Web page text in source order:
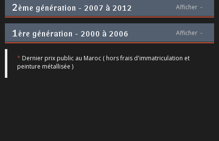
2ème génération - 2007 à 2012 Afficher -
1 ère génération - 2000 à 2006 Afficher -
* Dernier prix public au Maroc ( hors frais d'immatriculation et
peinture métallisée )